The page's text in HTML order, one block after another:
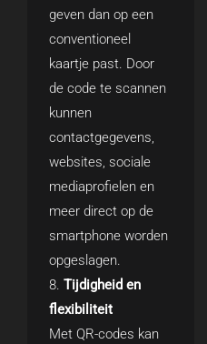
geven dan op een
conventioneel
kaartje past. Door
de code te scannen
kunnen
contactgegevens,
websites, sociale
mediaprofielen en
meer direct op de
smartphone worden
opgeslagen.
Tijdigheid en
flexibiliteit
Met QR-codes kan